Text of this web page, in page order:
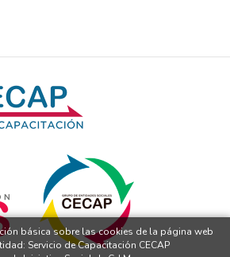
básica sobre las cookies de la página web
Servicio de Capacitación CECAP